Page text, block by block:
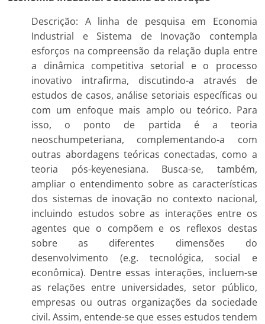
Descrição: A linha de pesquisa em Economia
Industrial e Sistema de Inovação contempla
esforços na compreensão da relação dupla entre
a dinâmica competitiva setorial e o processo
inovativo intrafirma, discutindo-a através de
estudos de casos, análise setoriais específicas ou
com um enfoque mais amplo ou teórico. Para
isso, o ponto de partida é a teoria
neoschumpeteriana, complementando-a com
outras abordagens teóricas conectadas, como a
teoria pós-keyenesiana. Busca-se, também,
ampliar o entendimento sobre as características
dos sistemas de inovação no contexto nacional,
incluindo estudos sobre as interações entre os
agentes que o compõem e os reflexos destas
sobre as diferentes dimensões do
desenvolvimento (e.g. tecnológica, social e
econômica). Dentre essas interações, incluem-se
as relações entre universidades, setor público,
empresas ou outras organizações da sociedade
civil. Assim, entende-se que esses estudos tendem